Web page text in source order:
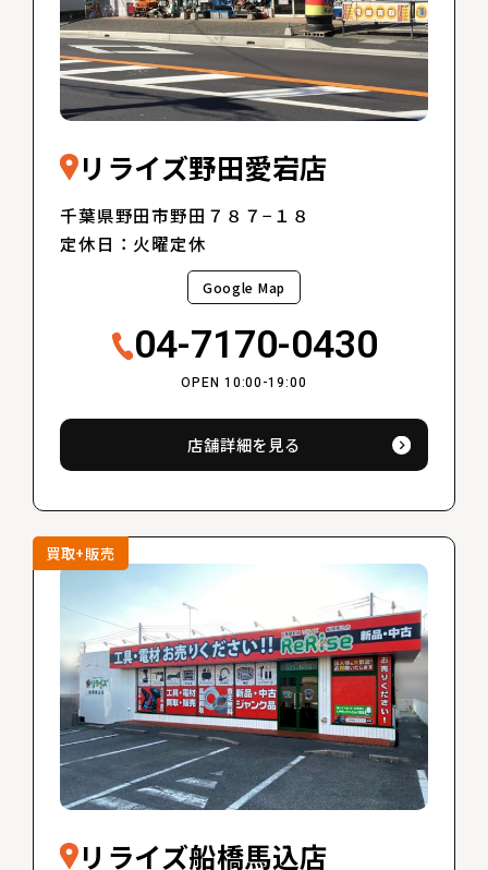
リライズ野田愛宕店
千葉県野田市野田７８７−１８
定休日：火曜定休
Google Map
04-7170-0430
OPEN 10:00-19:00
店舗詳細を見る
買取+販売
リライズ船橋馬込店